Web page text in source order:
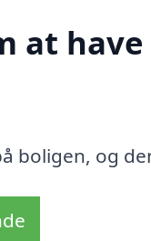
at
boligen, og